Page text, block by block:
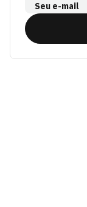
Seu e-mail